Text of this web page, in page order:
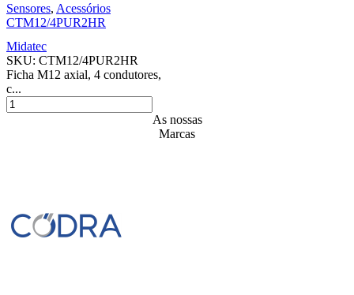
Sensores, Acessórios
CTM12/4PUR2HR
Midatec
SKU: CTM12/4PUR2HR
Ficha M12 axial, 4 condutores,
c...
As nossas
Marcas